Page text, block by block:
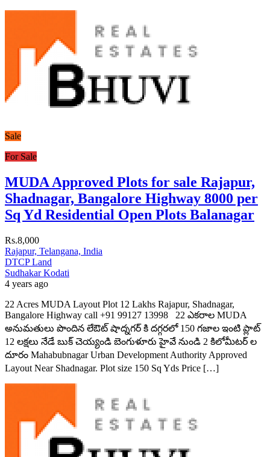
Sale
For Sale
MUDA Approved Plots for sale Rajapur,
Shadnagar, Bangalore Highway 8000 per
Sq Yd Residential Open Plots Balanagar
Rs.8,000
Rajapur, Telangana, India
DTCP Land
Sudhakar Kodati
4 years ago
22 Acres MUDA Layout Plot 12 Lakhs Rajapur, Shadnagar,
Bangalore Highway call +91 99127 13998 22 ఎకరాల MUDA
అనుమతులు పొందిన లేఔట్ షాద్నగర్ కి దగ్గరలో 150 గజాల ఇంటి ప్లాట్
12 లక్షలు నేడే బుక్ చెయ్యండి బెంగుళూరు హైవే నుండి 2 కిలోమీటర్ ల
దూరం Mahabubnagar Urban Development Authority Approved
Layout Near Shadnagar. Plot size 150 Sq Yds Price […]